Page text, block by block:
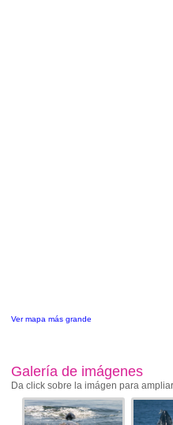
Ver mapa más grande
Galería de imágenes
Da click sobre la imágen para